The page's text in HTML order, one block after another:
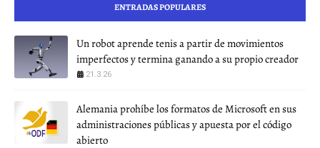
ENTRADAS POPULARES
Un robot aprende tenis a partir de movimientos
imperfectos y termina ganando a su propio creador
21.3.26
Alemania prohíbe los formatos de Microsoft en sus
administraciones públicas y apuesta por el código
abierto